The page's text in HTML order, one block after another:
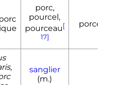
porc,
pourcel,
pourceau[
17]
porcelet
,
sanglier
(m.)